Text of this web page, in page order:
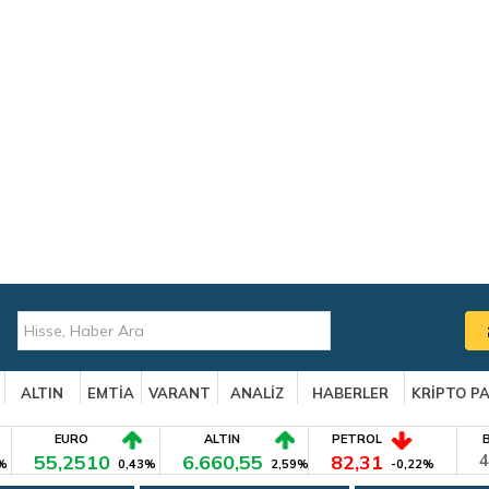
ALTIN EMTİA VARANT ANALİZ HABERLER KRİPTO
EURO
55,2510 0,43%
ALTIN
6.660,55 2,59%
PETROL
82,31 -0,22%